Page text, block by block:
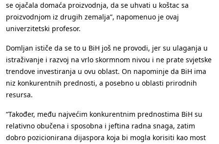
se ojačala domaća proizvodnja, da se uhvati u koštac sa
proizvodnjom iz drugih zemalja”, napomenuo je ovaj
univerzitetski profesor.
Domljan ističe da se to u BiH još ne provodi, jer su ulaganja u
istraživanje i razvoj na vrlo skormnom nivou i ne prate svjetske
trendove investiranja u ovu oblast. On napominje da BiH ima
niz konkurentnih prednosti, a posebno u oblasti prirodnih
resursa.
“Također, među najvećim konkurentnim prednostima BiH su
relativno obučena i sposobna i jeftina radna snaga, zatim
dobro pozicionirana dijaspora koja bi mogla korisiti kao most